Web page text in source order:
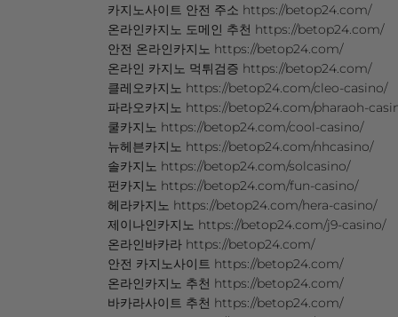
카지노사이트 안전 주소 https://betop24.com/
온라인카지노 도메인 추천 https://betop24.com/
안전 온라인카지노 https://betop24.com/
온라인 카지노 먹튀검증 https://betop24.com/
클레오카지노 https://betop24.com/cleo-casino/
파라오카지노 https://betop24.com/pharaoh-
쿨카지노 https://betop24.com/cool-casino/
뉴헤븐카지노 https://betop24.com/nhcasino/
솔카지노 https://betop24.com/solcasino/
펀카지노 https://betop24.com/fun-casino/
헤라카지노 https://betop24.com/hera-casino/
제이나인카지노 https://betop24.com/j9-casino/
온라인바카라 https://betop24.com/
안전 카지노사이트 https://betop24.com/
온라인카지노 추천 https://betop24.com/
바카라사이트 추천 https://betop24.com/